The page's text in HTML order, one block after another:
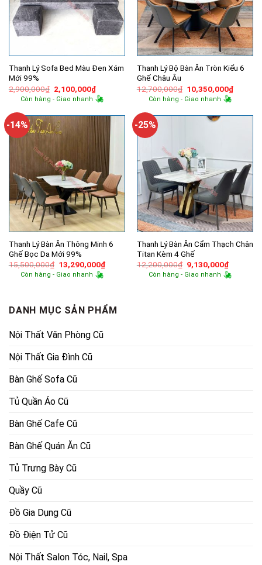
Thanh Lý Sofa Bed Màu Đen Xám
Mới 99%
2,900,000₫ Giá
gốc
là:
2,100,000₫Giá
hiện
tại
2,100,000₫.
Còn hàng - Giao nhanh
Thanh Lý Bộ Bàn Ăn Tròn Kiểu 6
Ghế Châu Âu
12,700,000₫ Giá
gốc
là:
10,350,000₫Giá
hiện
Còn hàng - Giao nhanh
-14%
Thanh Lý Bàn Ăn Thông Minh 6
Ghế Bọc Da Mới 99%
15,500,000₫ Giá
gốc
là:
13,290,000₫Giá
hiện
Còn hàng - Giao nhanh
-25%
Thanh Lý Bàn Ăn Cẩm Thạch Chân
Titan Kèm 4 Ghế
12,200,000₫ Giá
gốc
là:
9,130,000₫Giá
hiện
tại
Còn hàng - Giao nhanh
DANH MỤC SẢN PHẨM
Nội Thất Văn Phòng Cũ
Nội Thất Gia Đình Cũ
Bàn Ghế Sofa Cũ
Tủ Quần Áo Cũ
Bàn Ghế Cafe Cũ
Bàn Ghế Quán Ăn Cũ
Tủ Trưng Bày Cũ
Quầy Cũ
Đồ Gia Dụng Cũ
Đồ Điện Tử Cũ
Nội Thất Salon Tóc, Nail, Spa